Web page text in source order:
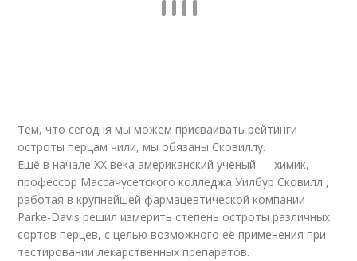
Тем, что сегодня мы можем присваивать рейтинги
остроты перцам чили, мы обязаны Сковиллу.
Ещё в начале XX века американский учёный — химик,
профессор Массачусетского колледжа Уилбур Сковилл ,
работая в крупнейшей фармацевтической компании
Parke-Davis решил измерить степень остроты различных
сортов перцев, с целью возможного её применения при
тестировании лекарственных препаратов.